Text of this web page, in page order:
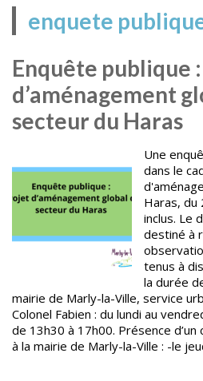
enquete
Enquête publique
d’aménagement
secteur du Haras
Une
dans le
Haras, du
inclus. Le
destiné à
tenus à
la durée
mairie de Marly-la-Ville, service
Colonel Fabien : du lundi au
de 13h30 à 17h00. Présence
à la mairie de Marly-la-Ville : -le